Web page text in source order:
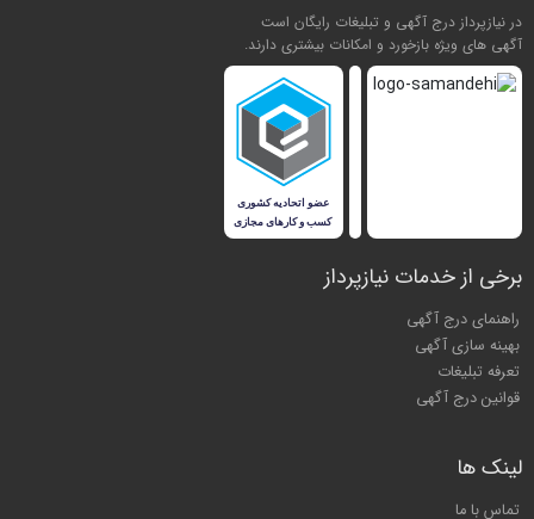
در نیازپرداز درج آگهی و تبلیغات رایگان است
آگهی های ویژه بازخورد و امکانات بیشتری دارند.
برخی از خدمات نیازپرداز
راهنمای درج آگهی
بهینه سازی آگهی
تعرفه تبلیغات
قوانین درج آگهی
لینک ها
تماس با ما